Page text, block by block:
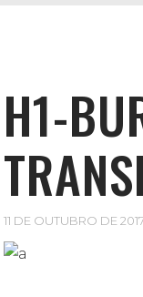
H1-
11 DE OUTUBRO DE